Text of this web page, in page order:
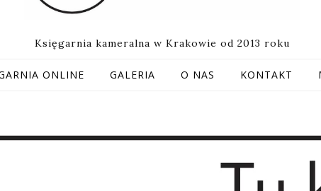
Księgarnia kameralna w Krakowie od 2013 roku
ONLINE GALERIA O NAS KONTAKT